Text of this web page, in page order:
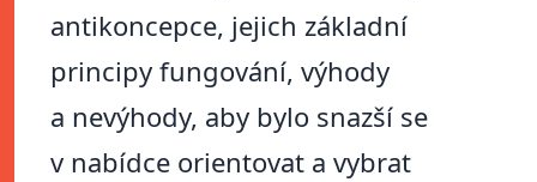
antikoncepce, jejich základní
principy fungování, výhody
a nevýhody, aby bylo snazší se
v nabídce orientovat a vybrat